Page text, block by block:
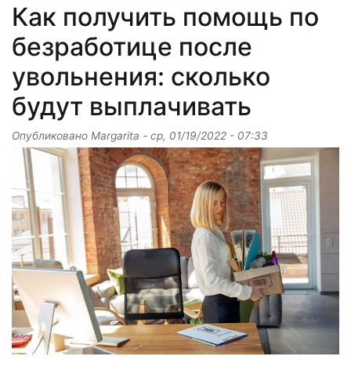
Как получить помощь по
безработице после
увольнения: сколько
будут выплачивать
Опубликовано Margarita - ср, 01/19/2022 - 07:33